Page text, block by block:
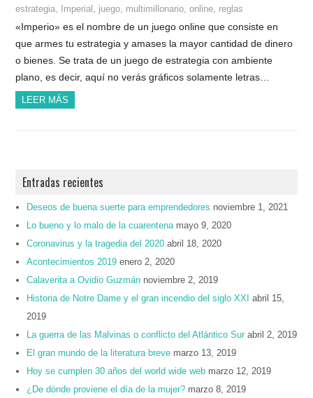
estrategia
Imperial juego multimillonario ,online reglas
«Imperio» es el nombre de un juego online que consiste en
que armes tu estrategia y amases la mayor cantidad de dinero
o bienes. Se trata de un juego de estrategia con ambiente
plano, es decir, aquí no verás gráficos solamente letras…
LEER MÁS
Entradas recientes
Deseos de buena suerte para emprendedores noviembre 1, 2021
Lo bueno y lo malo de la cuarentena mayo 9, 2020
Coronavirus y la tragedia del 2020 abril 18, 2020
Acontecimientos 2019 enero 2, 2020
Calaverita a Ovidio Guzmán noviembre 2, 2019
Historia de Notre Dame y el gran incendio del siglo XXI
abril 15,
2019
La guerra de las Malvinas o conflicto del Atlántico Sur abril 2, 2019
El gran mundo de la literatura breve marzo 13, 2019
Hoy se cumplen 30 años del world wide web marzo 12, 2019
¿De dónde proviene el día de la mujer? marzo 8, 2019